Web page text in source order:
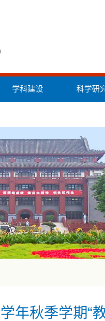
学科建设 科学研
年秋季学期“